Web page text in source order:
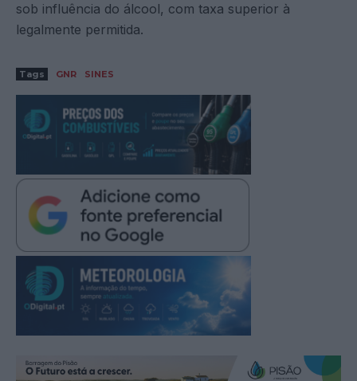
sob influência do álcool, com taxa superior à
legalmente permitida.
Tags GNR SINES